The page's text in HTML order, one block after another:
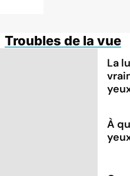
Troubles de la vue
La
À